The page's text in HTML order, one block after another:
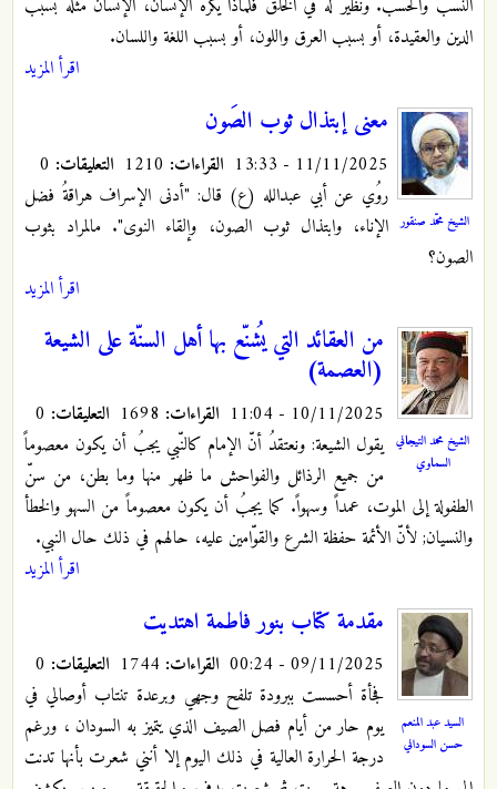
النسب والحسب. ونظير له في الخلق فلماذا يكره الإنسان، الإنسان مثله بسبب
الدين والعقيدة، أو بسبب العرق واللون، أو بسبب اللغة واللسان.
اقرأ المزيد
الشيخ محمّد صنقور
معنى إبتذال ثوب الصَون
11/11/2025 - 13:33 القراءات: التعليقات:
روُي عن أبي عبدالله (ع) قال: "أدنى الإسراف هراقةُ فضل
الإناء، وابتذال ثوب الصون، وإلقاء النوى". مالمراد بثوب
الصون؟
اقرأ المزيد
الشيخ محمد التيجاني
السماوي
من العقائد التي يُشنّع بها أهل السنّة على الشيعة
(العصمة)
10/11/2025 - 11:04 القراءات: التعليقات:
يقول الشيعة: ونعتقدُ أنّ الإمام كالنّبي يجبُ أن يكون معصوماً
من جميع الرذائل والفواحش ما ظهر منها وما بطن، من سنّ
الطفولة إلى الموت، عمداً وسهواً. كما يجبُ أن يكون معصوماً من السهو والخطأ
والنسيان; لأنّ الأئمة حفظة الشرع والقوّامين عليه، حالهم في ذلك حال النبي.
اقرأ المزيد
السيد عبد المنعم
حسن السوداني
مقدمة كتاب بنور فاطمة اهتديت
09/11/2025 - 00:24 القراءات: التعليقات:
فجأة أحسست ببرودة تلفح وجهي وبرعدة تنتاب أوصالي في
يوم حار من أيام فصل الصيف الذي يتميز به السودان ، ورغم
درجة الحرارة العالية في ذلك اليوم إلا أنني شعرت بأنها تدنت